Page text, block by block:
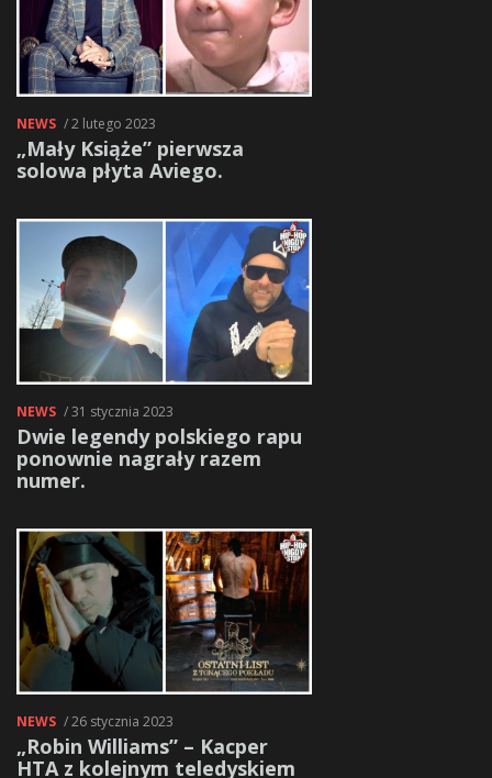
NEWS / 2 lutego 2023
„Mały Książe” pierwsza
solowa płyta Aviego.
NEWS / 31 stycznia 2023
Dwie legendy polskiego rapu
ponownie nagrały razem
numer.
NEWS / 26 stycznia 2023
„Robin Williams” – Kacper
HTA z kolejnym teledyskiem